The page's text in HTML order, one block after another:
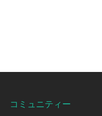
コミュニティー